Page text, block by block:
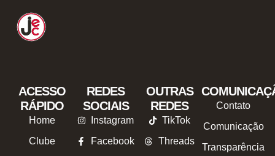
ACESSO
RÁPIDO
Home
Clube
REDES
SOCIAIS
Instagram
Facebook
OUTRAS
REDES
TikTok
Threads
Contato
Comunicação
Transparência